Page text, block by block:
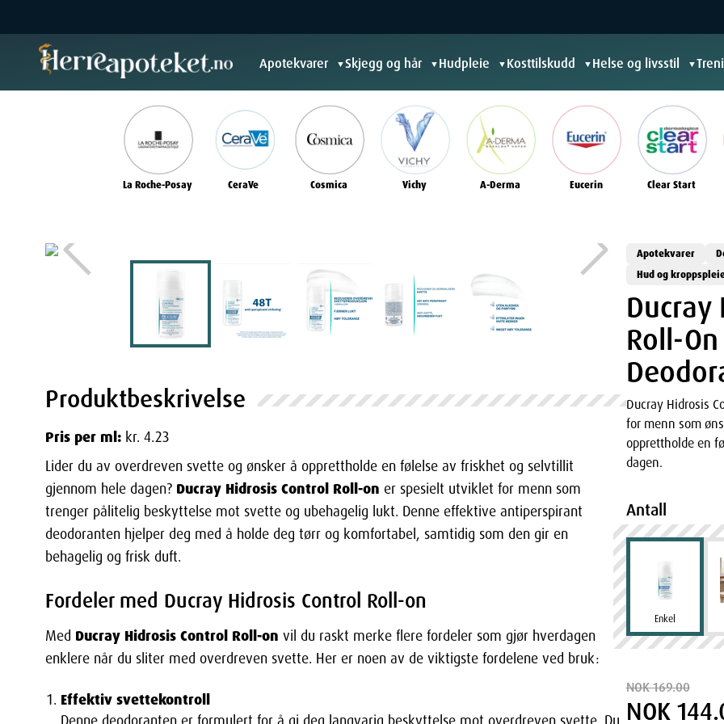
Apotekvarer ▼Skjegg og hår ▼ Hudpleie ▼ Kosttilskudd ▼ Helse og livsstil ▼
La Roche-Posay CeraVe Cosmica Vichy A-Derma Eucerin Clear Start
Produktbeskrivelse
Pris per ml: kr. 4.23
Lider du av overdreven svette og ønsker å opprettholde en følelse av friskhet og selvtillit
gjennom hele dagen? Ducray Hidrosis Control Roll-on er spesielt utviklet for menn som
trenger pålitelig beskyttelse mot svette og ubehagelig lukt. Denne effektive antiperspirant
deodoranten hjelper deg med å holde deg tørr og komfortabel, samtidig som den gir en
behagelig og frisk duft.
Fordeler med Ducray Hidrosis Control Roll-on
Med Ducray Hidrosis Control Roll-on vil du raskt merke flere fordeler som gjør hverdagen
enklere når du sliter med overdreven svette. Her er noen av de viktigste fordelene ved bruk:
Effektiv svettekontroll
Apotekvarer
Hud og
Ducray
Roll-
Ducray Hidrosis
for menn som
opprettholde en
dagen.
Antall
Enkel
NOK 169.00
NOK